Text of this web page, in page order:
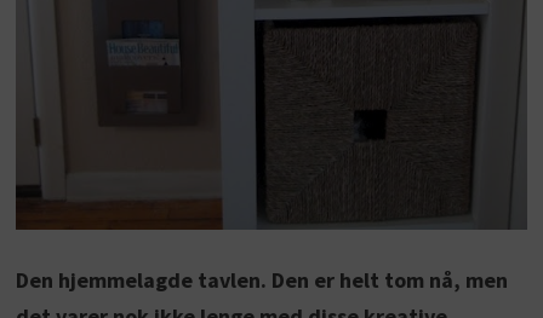
Den hjemmelagde tavlen. Den er helt tom nå, men